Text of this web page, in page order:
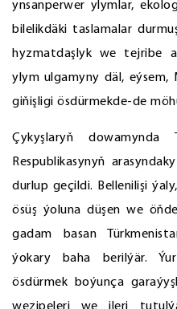
ynsanperwer ylymlar,
bilelikdäki taslamalar
hyzmatdaşlyk we tejribe
ylym ulgamyny däl, eýsem,
giňişligi ösdürmekde-de
Çykyşlaryň dowamynda
Respublikasynyň
durlup geçildi. Bellenilişi
ösüş ýoluna düşen we
gadam basan
ýokary baha berilýär.
ösdürmek boýunça